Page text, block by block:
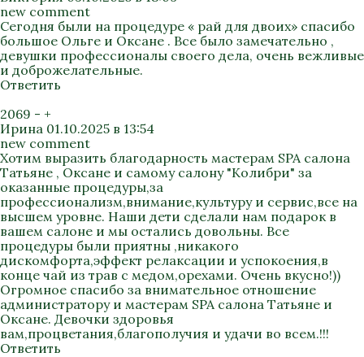
new comment
Сегодня были на процедуре « рай для двоих» спасибо
большое Ольге и Оксане . Все было замечательно ,
девушки профессионалы своего дела, очень вежливые
и доброжелательные.
Ответить
2069 - +
Ирина 01.10.2025 в 13:54
new comment
Хотим выразить благодарность мастерам SPA салона
Татьяне , Оксане и самому салону "Колибри" за
оказанные процедуры,за
профессионализм,внимание,культуру и сервис,все на
высшем уровне. Наши дети сделали нам подарок в
вашем салоне и мы остались довольны. Все
процедуры были приятны ,никакого
дискомфорта,эффект релаксации и успокоения,в
конце чай из трав с медом,орехами. Очень вкусно!))
Огромное спасибо за внимательное отношение
администратору и мастерам SPA салона Татьяне и
Оксане. Девочки здоровья
вам,процветания,благополучия и удачи во всем.!!!
Ответить